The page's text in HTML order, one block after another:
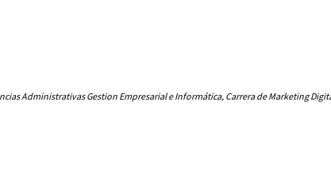
Administrativas Gestion Empresarial e Informática, Carrera de Marketing